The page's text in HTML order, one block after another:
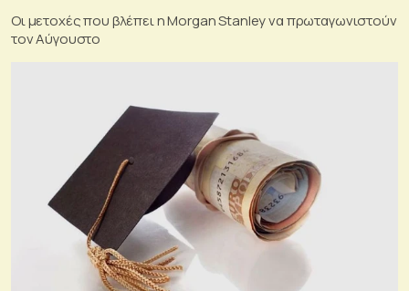
Οι μετοχές που βλέπει η Morgan Stanley να πρωταγωνιστούν
τον Αύγουστο